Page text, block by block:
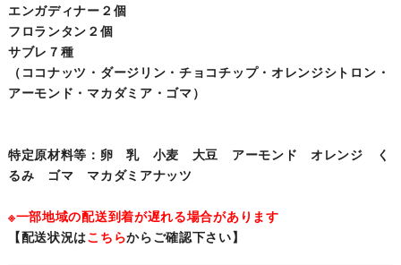
エンガディナー２個
フロランタン２個
サブレ７種
（ココナッツ・ダージリン・チョコチップ・オレンジシトロン・
アーモンド・マカダミア・ゴマ）
特定原材料等：卵 乳 小麦 大豆 アーモンド オレンジ く
るみ ゴマ マカダミアナッツ
※一部地域の配送到着が遅れる場合があります
【配送状況はこちらからご確認下さい】